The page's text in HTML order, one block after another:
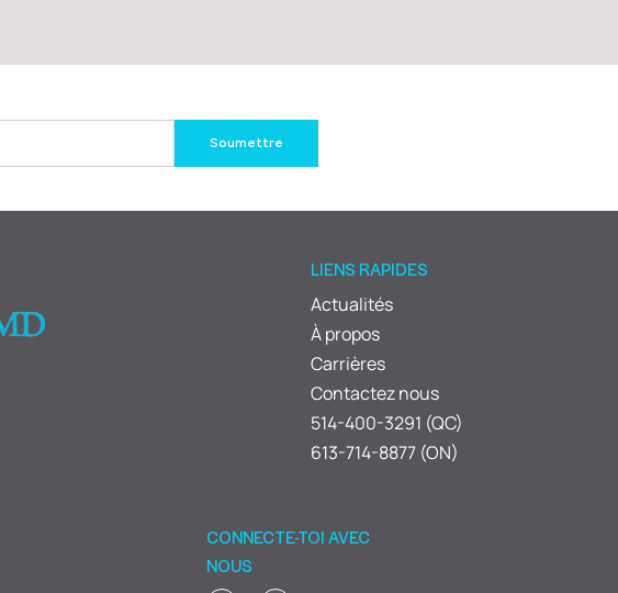
LIENS RAPIDES
Actualités
À propos
Carrières
Contactez nous
514-400-3291 (QC)
613-714-8877 (ON)
CONNECTE-TOI AVEC
NOUS